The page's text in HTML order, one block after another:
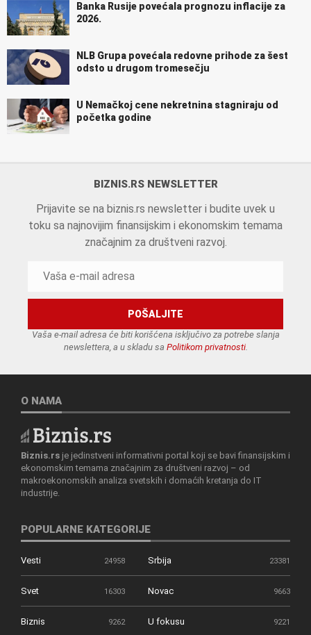
Banka Rusije povećala prognozu inflacije za
2026.
NLB Grupa povećala redovne prihode za šest
odsto u drugom tromesečju
U Nemačkoj cene nekretnina stagniraju od
početka godine
BIZNIS.RS NEWSLETTER
Prijavite se na biznis.rs newsletter i budite uvek u
toku sa najnovijim finansijskim i ekonomskim temama
značajnim za društveni razvoj.
Vaša e-mail adresa će biti korišćena isključivo za potrebe slanja
newslettera, a u skladu sa Politikom privatnosti.
O NAMA
Biznis.rs je jedinstveni informativni portal koji se bavi finansijskim i
ekonomskim temama značajnim za društveni razvoj – od
makroekonomskih analiza svetskih i domaćih kretanja do IT
industrije.
POPULARNE KATEGORIJE
Vesti 24958 Srbija 23381
Svet 16303 Novac 9663
Biznis 9262 U fokusu 9221